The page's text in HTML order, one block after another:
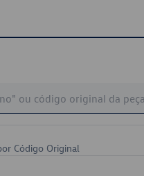
Código Original